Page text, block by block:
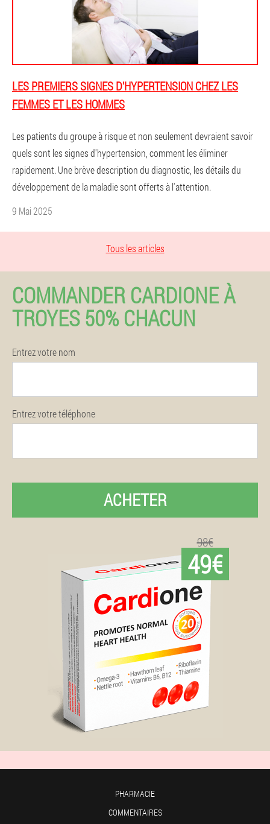
LES PREMIERS SIGNES D'HYPERTENSION CHEZ LES
FEMMES ET LES HOMMES
Les patients du groupe à risque et non seulement devraient savoir
quels sont les signes d'hypertension, comment les éliminer
rapidement. Une brève description du diagnostic, les détails du
développement de la maladie sont offerts à l'attention.
9 Mai 2025
Tous les articles
COMMANDER CARDIONE À
TROYES 50% CHACUN
Entrez votre nom
Entrez votre téléphone
ACHETER
98€
49€
PHARMACIE
COMMENTAIRES